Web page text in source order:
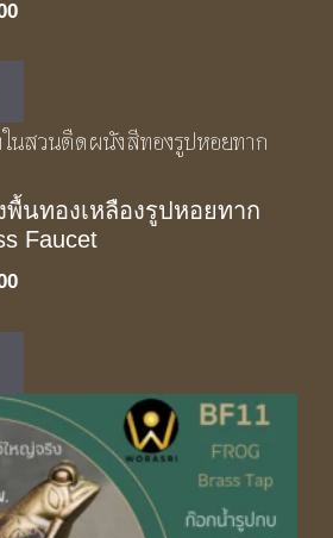
Current
นทองเหลืองรูปหอยทาก
Faucet
Current